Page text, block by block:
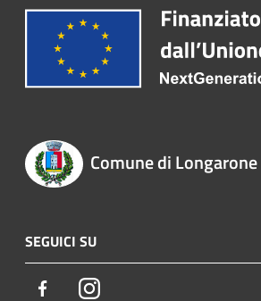
Comune di Longarone
SEGUICI SU
FacebookInstagram